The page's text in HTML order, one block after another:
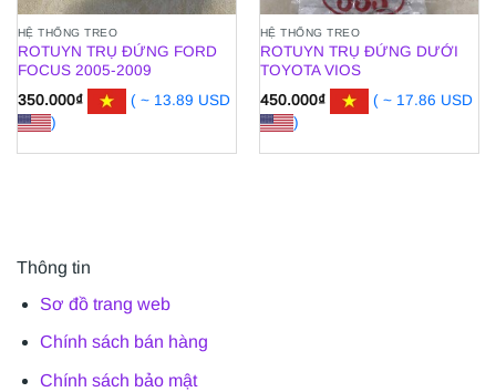
HỆ THỐNG TREO
ROTUYN TRỤ ĐỨNG FORD
FOCUS 2005-2009
350.000₫
( ~ 13.89 USD
)
HỆ THỐNG TREO
ROTUYN TRỤ ĐỨNG DƯỚI
TOYOTA VIOS
450.000₫
( ~ 17.86 USD
)
Thông tin
Sơ đồ trang web
Chính sách bán hàng
Chính sách bảo mật